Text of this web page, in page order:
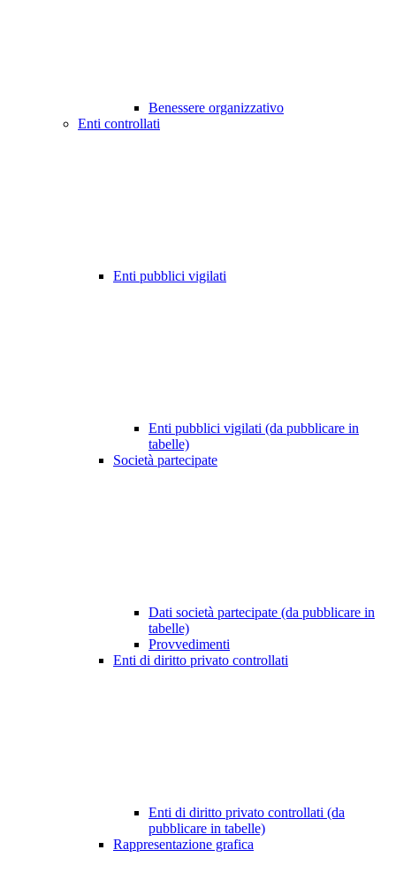
Benessere organizzativo
Enti controllati
Enti pubblici vigilati
Enti pubblici vigilati (da pubblicare in
tabelle)
Società partecipate
Dati società partecipate (da pubblicare in
tabelle)
Provvedimenti
Enti di diritto privato controllati
Enti di diritto privato controllati (da
pubblicare in tabelle)
Rappresentazione grafica